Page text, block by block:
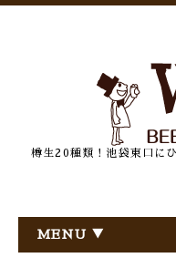
樽生20種類！池袋東口に
MENU ▼